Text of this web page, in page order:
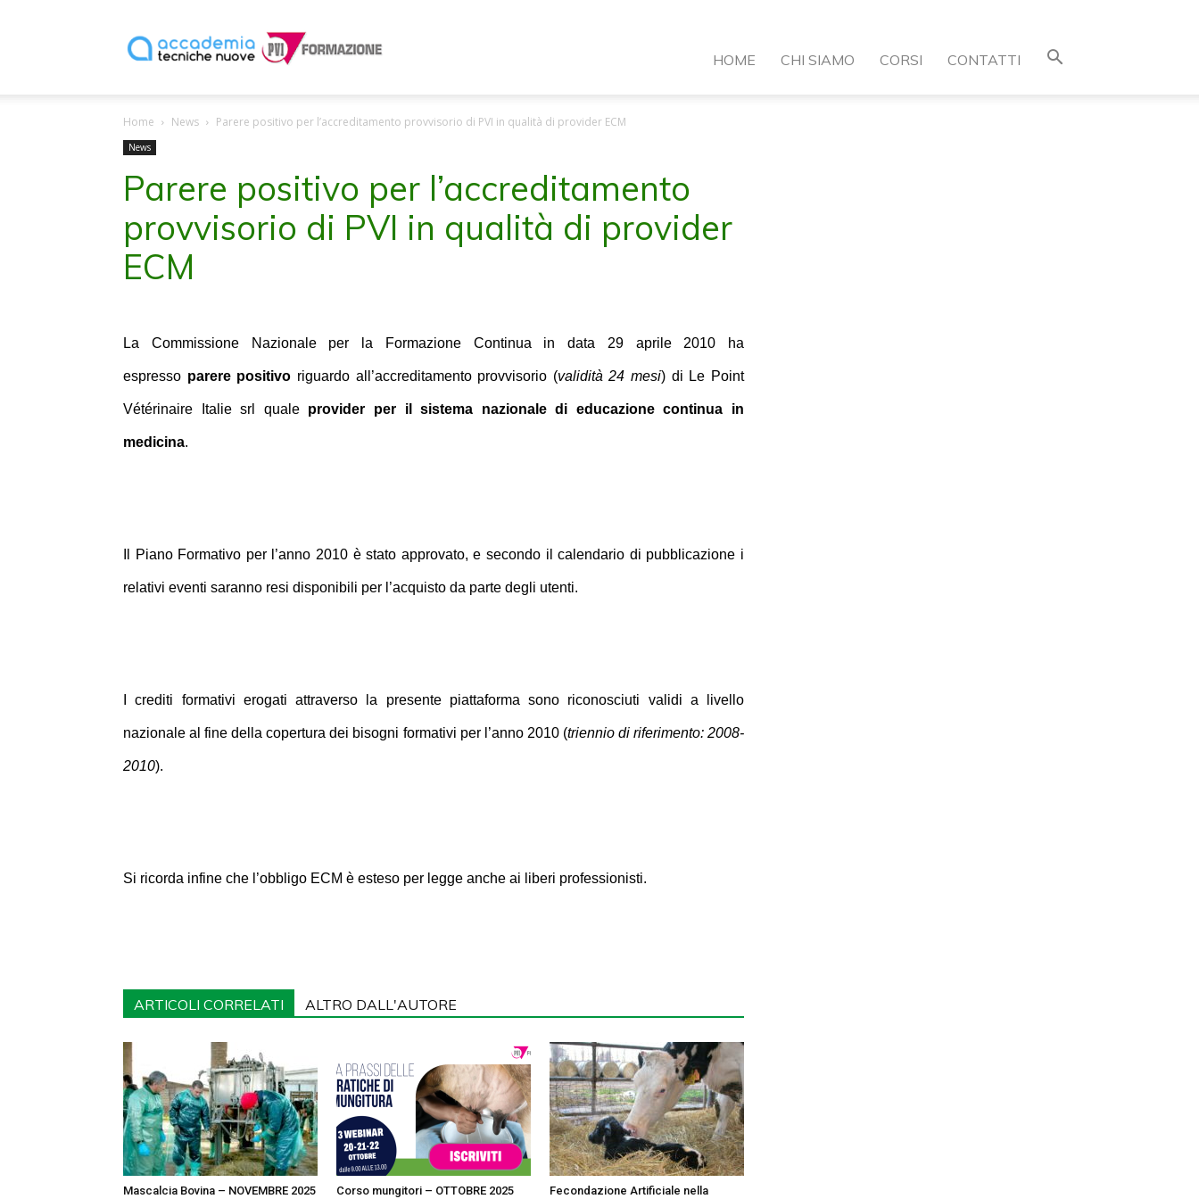
HOME CHI SIAMO CORSI CONTATTI
Home News Parere positivo per l’accreditamento provvisorio di PVI in qualità di provider ECM
News
Parere positivo per l’accreditamento
provvisorio di PVI in qualità di provider
ECM
La Commissione Nazionale per la Formazione Continua in data 29 aprile 2010 ha
espresso parere positivo riguardo all’accreditamento provvisorio (validità 24 mesi) di Le Point
Vétérinaire Italie srl quale provider per il sistema nazionale di educazione continua in
medicina.
l Piano Formativo per l’anno 2010 è stato approvato, e secondo il calendario di pubblicazione i
relativi eventi saranno resi disponibili per l’acquisto da parte degli utenti.
crediti formativi erogati attraverso la presente piattaforma sono riconosciuti validi a livello
nazionale al fine della copertura dei bisogni formativi per l’anno 2010 (triennio di riferimento: 2008-
2010).
Si ricorda infine che l’obbligo ECM è esteso per legge anche ai liberi professionisti.
ARTICOLI CORRELATI ALTRO DALL'AUTORE
Mascalcia Bovina – NOVEMBRE 2025 Corso mungitori – OTTOBRE 2025 Fecondazione Artificiale nella